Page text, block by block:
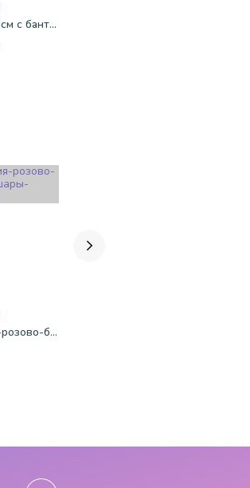
Шар 50 см с бантами
Фуксия-розово-белые шары-пастель